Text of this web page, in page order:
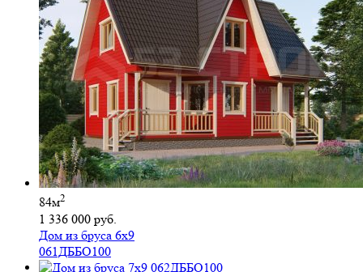
84м2
1 336 000 руб.
Дом из бруса 6х9
061ДББО100